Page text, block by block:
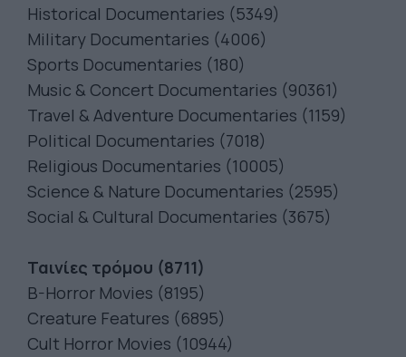
Historical Documentaries (5349)
Military Documentaries (4006)
Sports Documentaries (180)
Music & Concert Documentaries (90361)
Travel & Adventure Documentaries (1159)
Political Documentaries (7018)
Religious Documentaries (10005)
Science & Nature Documentaries (2595)
Social & Cultural Documentaries (3675)
Ταινίες τρόμου (8711)
B-Horror Movies (8195)
Creature Features (6895)
Cult Horror Movies (10944)